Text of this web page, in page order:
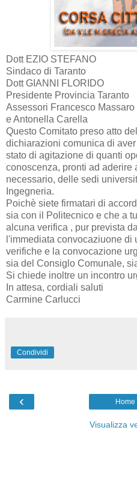
Dott EZIO STEFANO
Sindaco di Taranto
Dott GIANNI FLORIDO
Presidente Provincia Taranto
Assessori Francesco Massaro
e Antonella Carella
Questo Comitato preso atto
dichiarazioni comunica di
stato di agitazione di quanti
conoscenza, pronti ad aderire
necessario, delle sedi
Ingegneria.
Poichè siete firmatari di
sia con il Politecnico e che a
alcuna verifica , pur prevista
l'immediata convocaziuone di
verifiche e la convocazione
sia del Consiglo Comunale,
Si chiede inoltre un incontro
In attesa, cordiali saluti
Carmine Carlucci
Condividi
‹
Visualizza